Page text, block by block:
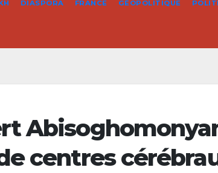
DIASPORA FRANCE GÉOPOLITIQUE
centres